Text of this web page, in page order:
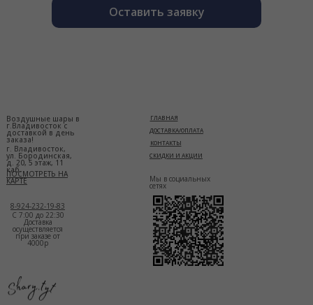
Оставить заявку
г. Владивосток,
ул. Бородинская,
д. 20, 5 этаж, 11
каб.
ПОСМОТРЕТЬ НА
КАРТЕ
ГЛАВНАЯ
ДОСТАВКА/ОПЛАТА
СКИДКИ И АКЦИИ
КОНТАКТЫ
8-924-232-19-83
С 7:00 до 22:30
Доставка
осуществляется
при заказе от
4000р
Воздушные шары в
г.Владивосток с
доставкой в день
заказа!
Мы в социальных
сетях